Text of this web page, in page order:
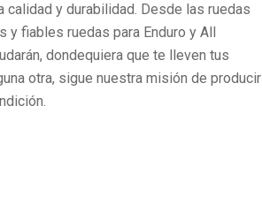
calidad y durabilidad. Desde las ruedas
y fiables ruedas para Enduro y All
dondequiera que te lleven tus
otra, sigue nuestra misión de producir